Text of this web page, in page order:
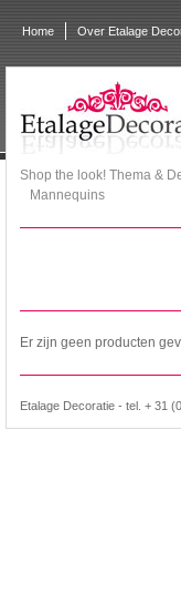
Home Over Etalage
Shop the look! Thema &
Mannequins
Er zijn geen producten
Etalage Decoratie - tel. + 31